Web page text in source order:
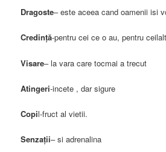
Dragoste– este aceea cand oamenii isi
Credinţă-pentru cei ce o au, pentru
Visare– la vara care tocmai a trecut
Atingeri-incete , dar sigure
Copil-fruct al vietii.
Senzaţii– si adrenalina